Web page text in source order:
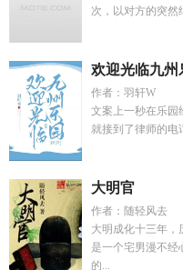
次，以对方的突然
欢迎光临九州
作者：羽轩W
文案上一秒在乐园
就接到了律师的电
大明官
作者：随轻风去
大明成化十三年
是一个宅男漫不
的...